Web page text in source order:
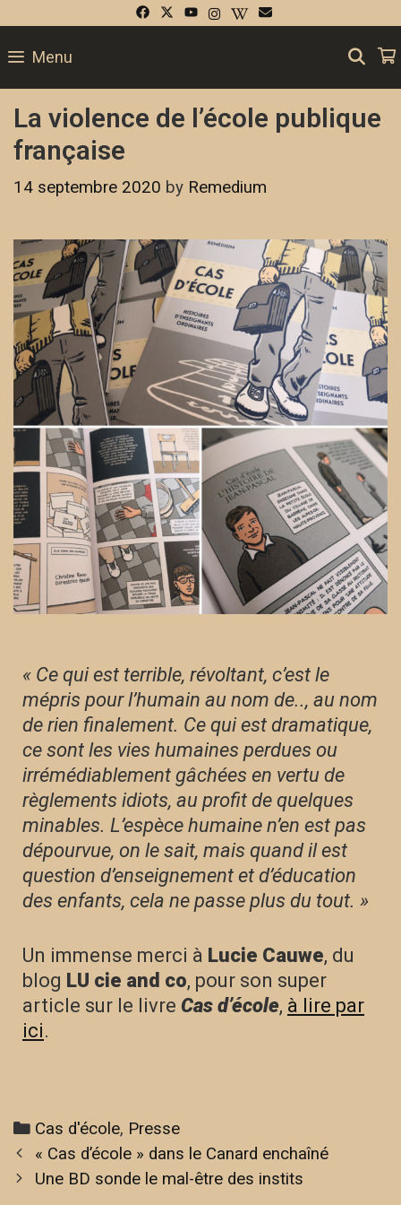
Menu
La violence de l’école publique
française
14 septembre 2020 by Remedium
« Ce qui est terrible, révoltant, c’est le
mépris pour l’humain au nom de.., au nom
de rien finalement. Ce qui est dramatique,
ce sont les vies humaines perdues ou
irrémédiablement gâchées en vertu de
règlements idiots, au profit de quelques
minables. L’espèce humaine n’en est pas
dépourvue, on le sait, mais quand il est
question d’enseignement et d’éducation
des enfants, cela ne passe plus du tout. »
Un immense merci à Lucie Cauwe, du
blog LU cie and co, pour son super
article sur le livre Cas d’école, à lire par
ici.
Cas d'école, Presse
« Cas d’école » dans le Canard enchaîné
Une BD sonde le mal-être des instits